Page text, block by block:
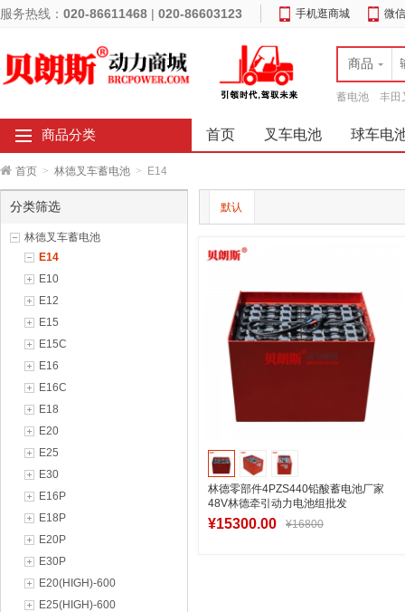
服务热线： 020-86611468 | 020-86603123 手机逛商城 微
商品
蓄电池 丰田
商品分类 首页 叉车电池 球车电
首页 > 林德叉车蓄电池 > E14
分类筛选
林德叉车蓄电池
E14
E10
E12
E15
E15C
E16
E16C
E18
E20
E25
E30
E16P
E18P
E20P
E30P
E20(HIGH)-600
E25(HIGH)-600
默认
林德零部件4PZS440铅酸蓄电池厂家
48V林德牵引动力电池组批发
¥15300.00 ¥16800